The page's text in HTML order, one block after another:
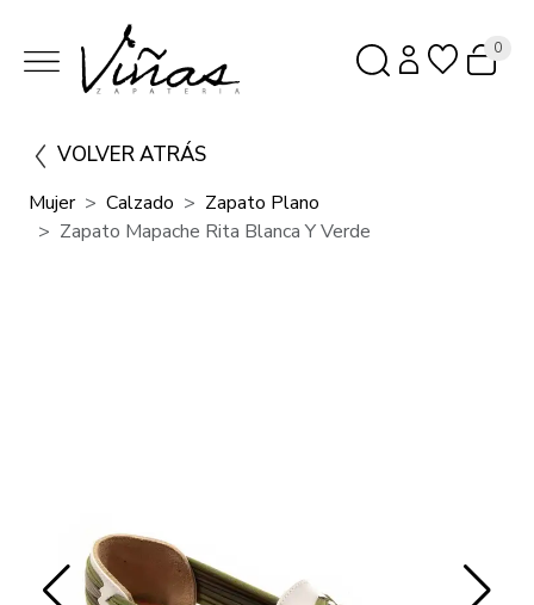
0
VOLVER ATRÁS
Mujer Calzado
Zapato Plano
Zapato Mapache Rita Blanca Y Verde